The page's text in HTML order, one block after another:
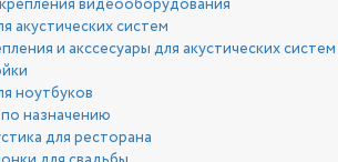
видеооборудования
акустических систем
и акссесуары для акустических систем
ноутбуков
назначению
для ресторана